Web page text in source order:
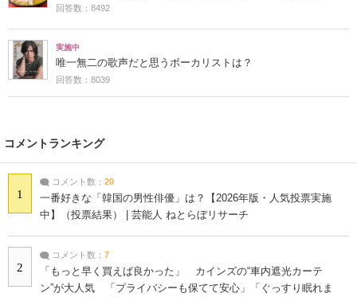
回答数：8492
実施中
唯一無二の歌声だと思うボーカリストは？
回答数：8039
コメントランキング
1
コメント数： 20
一番好きな「韓国の男性俳優」は？【2026年版・人気投票実施
中】（投票結果） | 芸能人 ねとらぼリサーチ
2
コメント数： 7
「もっと早く買えば良かった」 カインズの“車内遮光カーテ
ン”が大人気 「プライバシーも保てて安心」「ぐっすり眠れま